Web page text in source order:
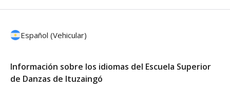
Español (Vehicular)
Información sobre los idiomas del Escuela Superior
de Danzas de Ituzaingó